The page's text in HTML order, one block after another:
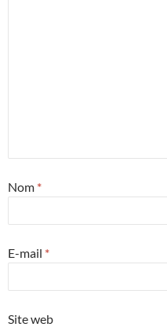
Nom *
E-mail *
Site web